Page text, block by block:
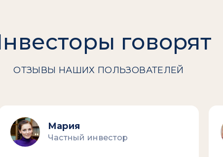
говорят
ОТЗЫВЫ НАШИХ ПОЛЬЗОВАТЕЛЕЙ
Мария
Частный инвестор